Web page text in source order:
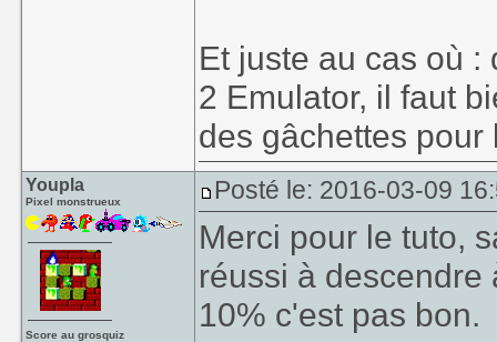
Et juste au cas où
2 Emulator, il faut
des gâchettes
Youpla
Pixel monstrueux
Score au grosquiz
Posté le: 2016-03-09
Merci pour le tuto,
réussi à descendre
10% c'est pas bon.